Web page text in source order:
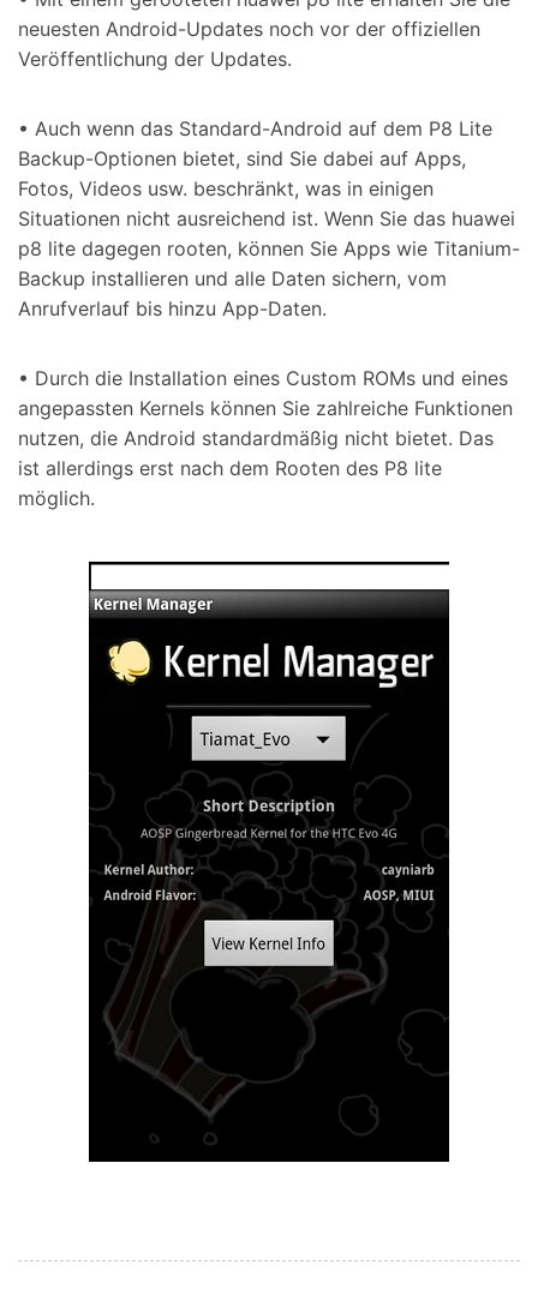
neuesten Android-Updates noch vor der offiziellen
Veröffentlichung der Updates.
• Auch wenn das Standard-Android auf dem P8 Lite
Backup-Optionen bietet, sind Sie dabei auf Apps,
Fotos, Videos usw. beschränkt, was in einigen
Situationen nicht ausreichend ist. Wenn Sie das huawei
p8 lite dagegen rooten, können Sie Apps wie Titanium-
Backup installieren und alle Daten sichern, vom
Anrufverlauf bis hinzu App-Daten.
• Durch die Installation eines Custom ROMs und eines
angepassten Kernels können Sie zahlreiche Funktionen
nutzen, die Android standardmäßig nicht bietet. Das
ist allerdings erst nach dem Rooten des P8 lite
möglich.